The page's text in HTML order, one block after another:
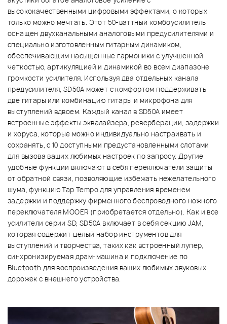
высококачественными цифровыми эффектами, о которых
только можно мечтать. Этот 50-ваттный комбоусилитель
оснащен двухканальными аналоговыми предусилителями и
специально изготовленным гитарным динамиком,
обеспечивающим насыщенные гармоники с улучшенной
четкостью, артикуляцией и динамикой во всем диапазоне
громкости усилителя. Используя два отдельных канала
предусилителя, SD50A может с комфортом поддерживать
две гитары или комбинацию гитары и микрофона для
выступлений вдвоем. Каждый канал в SD50A имеет
встроенные эффекты эквалайзера, реверберации, задержки
и хоруса, которые можно индивидуально настраивать и
сохранять, с 10 доступными предустановленными слотами
для вызова ваших любимых настроек по запросу. Другие
удобные функции включают в себя переключатели защиты
от обратной связи, позволяющие избежать нежелательного
шума, функцию Tap Tempo для управления временем
задержки и поддержку фирменного беспроводного ножного
переключателя MOOER (приобретается отдельно). Как и все
усилители серии SD, SD50A включает в себя секцию JAM,
которая содержит целый набор инструментов для
выступлений и творчества, таких как встроенный лупер,
синхронизируемая драм-машина и подключение по
Bluetooth для воспроизведения ваших любимых звуковых
дорожек с внешнего устройства.